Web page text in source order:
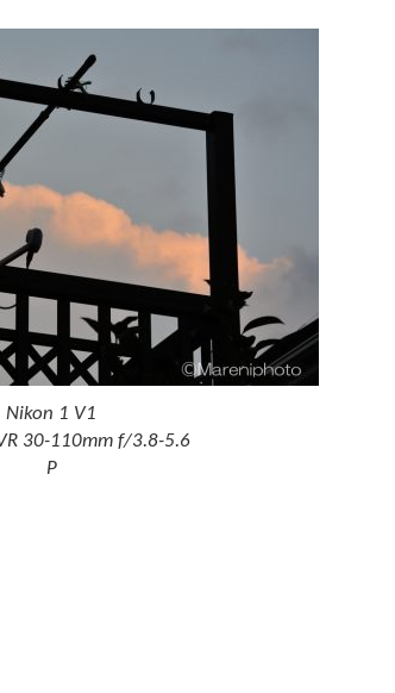
Nikon 1 V1
30-110mm f/3.8-5.6
P